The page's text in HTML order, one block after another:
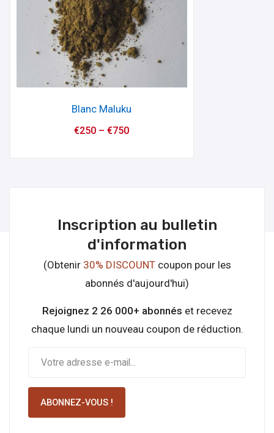
Blanc Maluku
€250 –€750
Inscription au bulletin
d'information
(Obtenir 30% DISCOUNTcoupon pour les
abonnés d'aujourd'hui)
Rejoignez 2 26 000+ abonnés et recevez
chaque lundi un nouveau coupon de réduction.
ABONNEZ-VOUS !